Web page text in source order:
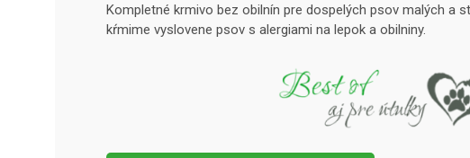
Kompletné krmivo bez obilnín pre dospelých psov malých a
kŕmime vyslovene psov s alergiami na lepok a obilniny.